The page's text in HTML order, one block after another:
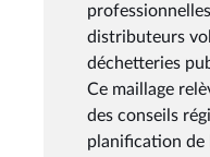
distributeurs
déchetteries
Ce maillage
des conseils
planification de